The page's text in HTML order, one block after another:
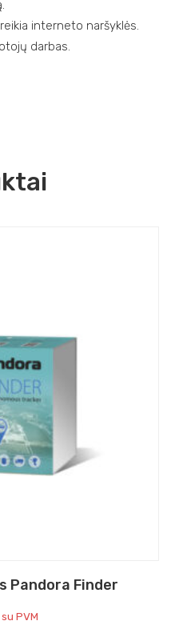
interneto naršyklės.
darbas.
Pandora Finder
su PVM